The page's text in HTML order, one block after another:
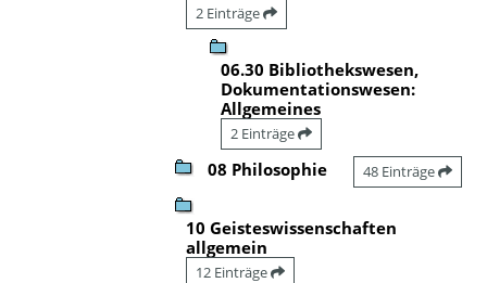
2 Einträge
06.30 Bibliothekswesen,
Dokumentationswesen:
Allgemeines
2 Einträge
08 Philosophie 48 Einträge
10 Geisteswissenschaften
allgemein
12 Einträge